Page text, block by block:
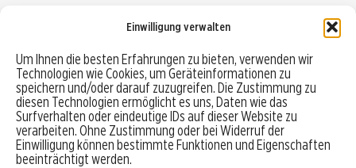
Einwilligung verwalten
Um Ihnen die besten Erfahrungen zu bieten, verwenden wir
Technologien wie Cookies, um Geräteinformationen zu
speichern und/oder darauf zuzugreifen. Die Zustimmung zu
diesen Technologien ermöglicht es uns, Daten wie das
Surfverhalten oder eindeutige IDs auf dieser Website zu
verarbeiten. Ohne Zustimmung oder bei Widerruf der
Einwilligung können bestimmte Funktionen und Eigenschaften
beeinträchtigt werden.
Robo-Advisor vergleichen
Depotvergleich
Festgeld vergleichen